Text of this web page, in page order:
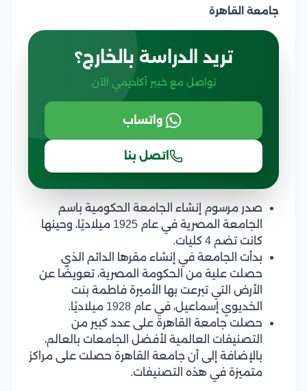
جامعة القاهرة
تريد الدراسة بالخارج؟
تواصل مع خبير أكاديمي الآن
واتساب
اتصل بنا
صدر مرسوم إنشاء الجامعة الحكومية باسم
الجامعة المصرية في عام 1925 ميلاديًا، وحينها
كانت تضم 4 كليات.
بدأت الجامعة في إنشاء مقرها الدائم الذي
حصلت علية من الحكومة المصرية، تعويضًا عن
الأرض التي تبرعت بها الأميرة فاطمة بنت
الخديوي إسماعيل، في عام 1928 ميلاديًا.
حصلت جامعة القاهرة على عدد كبير من
التصنيفات العالمية لأفضل الجامعات بالعالم،
بالإضافة إلى أن جامعة القاهرة حصلت على مراكز
متميزة في هذه التصنيفات.